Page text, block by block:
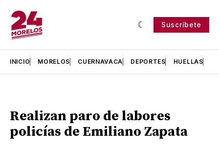
Suscríbete
INICIO MORELOS CUERNAVACA DEPORTES HUELLAS
Realizan paro de labores
policías de Emiliano Zapata